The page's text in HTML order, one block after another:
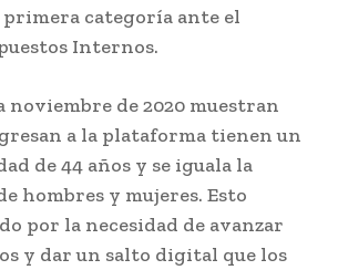
categoría ante el
Internos.
noviembre de 2020 muestran
a la plataforma tienen un
de 44 años y se iguala la
hombres y mujeres. Esto
por la necesidad de avanzar
y dar un salto digital que los